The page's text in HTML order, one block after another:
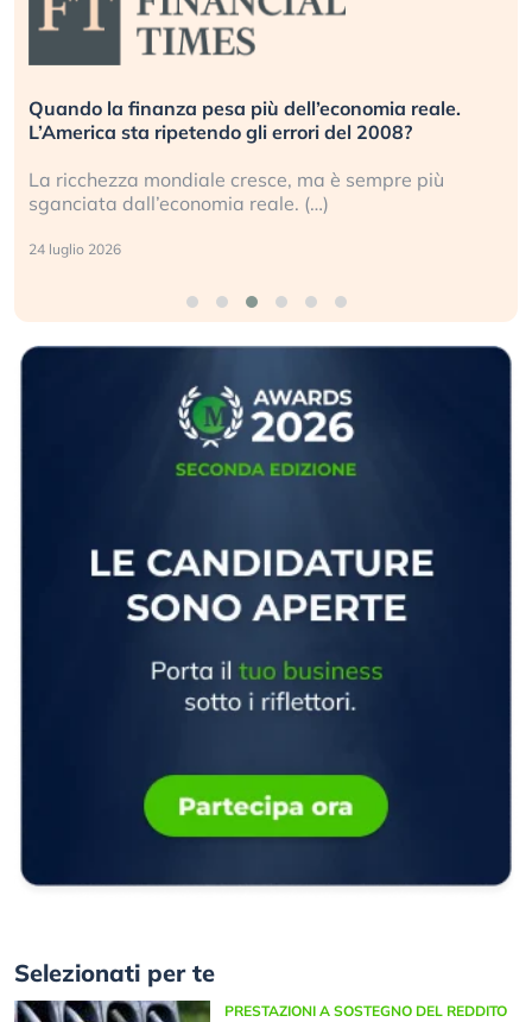
Quando la finanza pesa più dell’economia reale.
L’America sta ripetendo gli errori del 2008?
La ricchezza mondiale cresce, ma è sempre più
sganciata dall’economia reale. (…)
24 luglio 2026
Selezionati per te
PRESTAZIONI A SOSTEGNO DEL REDDITO